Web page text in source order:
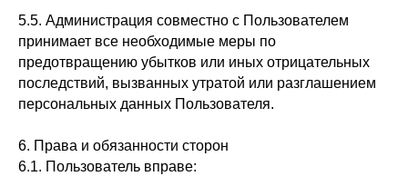
5.5. Администрация совместно с Пользователем
принимает все необходимые меры по
предотвращению убытков или иных отрицательных
последствий, вызванных утратой или разглашением
персональных данных Пользователя.
6. Права и обязанности сторон
6.1. Пользователь вправе: